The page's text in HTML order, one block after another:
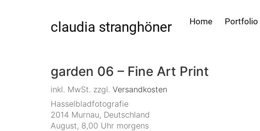
claudia stranghöner Home Portfolio
garden 06 – Fine Art Print
inkl. MwSt. zzgl. Versandkosten
Hasselbladfotografie
2014 Murnau, Deutschland
August, 8,00 Uhr morgens